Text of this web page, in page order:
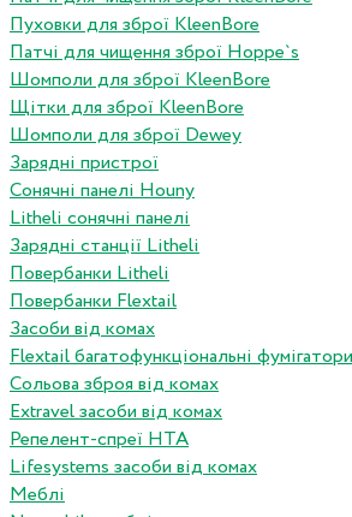
Пуховки для зброї KleenBore
Патчі для чищення зброї Hoppe`s
Шомполи для зброї KleenBore
Щітки для зброї KleenBore
Шомполи для зброї Dewey
Зарядні пристрої
Сонячні панелі Houny
Litheli сонячні панелі
Зарядні станції Litheli
Повербанки Litheli
Повербанки Flextail
Засоби від комах
Flextail багатофункціональні фумігатори
Сольова зброя від комах
Extravel засоби від комах
Репелент-спреї HTA
Lifesystems засоби від комах
Меблі